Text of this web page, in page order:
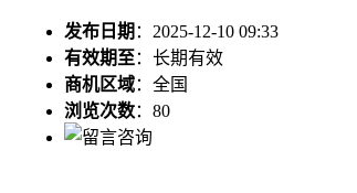
发布日期 ：2025-12-10 09:33
有效期至：长期有效
商机区域：全国
浏览次数： 80